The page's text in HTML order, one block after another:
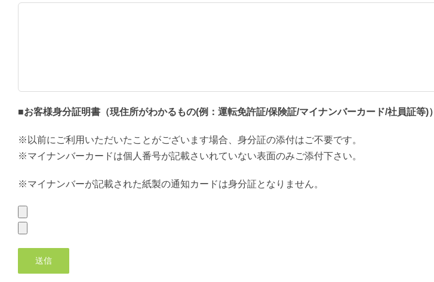
■お客様身分証明書（現住所がわかるもの(例：運転免許証/保険証/マイナンバーカード/社員証等)）
※以前にご利用いただいたことがございます場合、身分証の添付はご不要です。
※マイナンバーカードは個人番号が記載さいれていない表面のみご添付下さい。
※マイナンバーが記載された紙製の通知カードは身分証となりません。